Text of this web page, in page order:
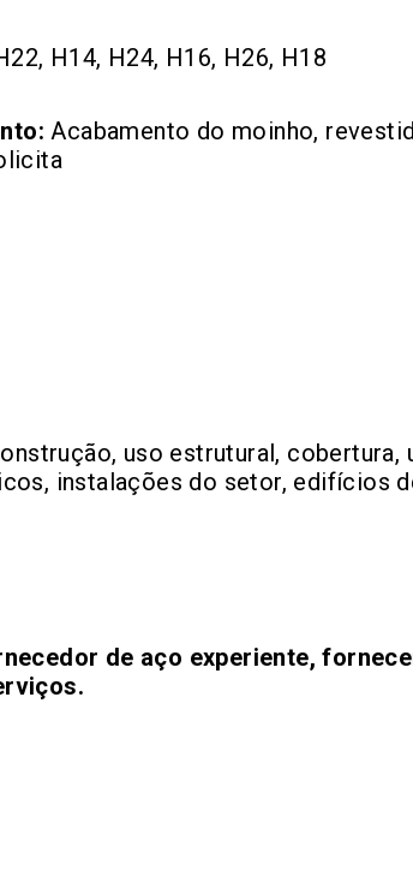
H14, H24, H16, H26, H18
Acabamento do moinho,
uso estrutural, cobertura,
instalações do setor, edifícios
de aço experiente,